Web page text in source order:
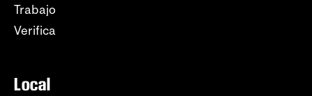
Trabajo
Verifica
Local